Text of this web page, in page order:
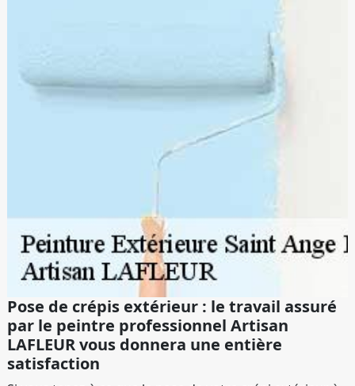
Pose de crépis extérieur : le travail assuré
par le peintre professionnel Artisan
LAFLEUR vous donnera une entière
satisfaction